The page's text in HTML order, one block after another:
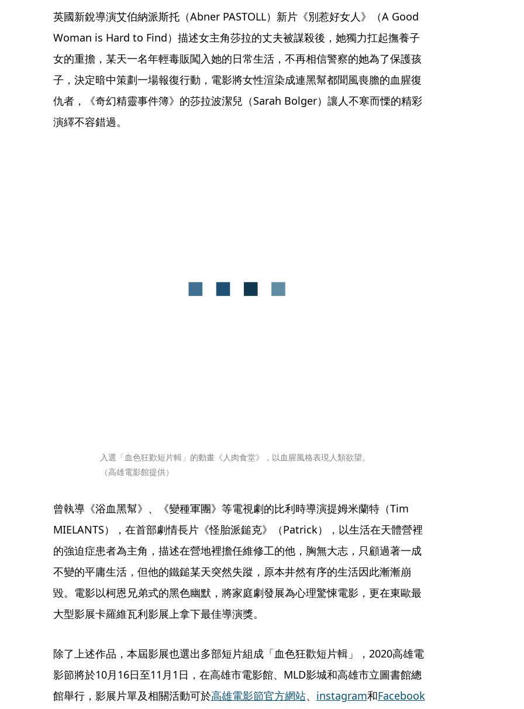
英國新銳導演艾伯納派斯托（Abner PASTOLL）新片《別惹好女人》（A Good
Woman is Hard to Find）描述女主角莎拉的丈夫被謀殺後，她獨力扛起撫養子
女的重擔，某天一名年輕毒販闖入她的日常生活，不再相信警察的她為了保護孩
子，決定暗中策劃一場報復行動，電影將女性渲染成連黑幫都聞風喪膽的血腥復
仇者，《奇幻精靈事件簿》的莎拉波潔兒（Sarah Bolger）讓人不寒而慄的精彩
演繹不容錯過。
入選「血色狂歡短片輯」的動畫《人肉食堂》，以血腥風格表現人類欲望。
（高雄電影館提供）
曾執導《浴血黑幫》、《變種軍團》等電視劇的比利時導演提姆米蘭特（Tim
MIELANTS），在首部劇情長片《怪胎派鎚克》（Patrick），以生活在天體營裡
的強迫症患者為主角，描述在營地裡擔任維修工的他，胸無大志，只顧過著一成
不變的平庸生活，但他的鐵鎚某天突然失蹤，原本井然有序的生活因此漸漸崩
毀。電影以柯恩兄弟式的黑色幽默，將家庭劇發展為心理驚悚電影，更在東歐最
大型影展卡羅維瓦利影展上拿下最佳導演獎。
除了上述作品，本屆影展也選出多部短片組成「血色狂歡短片輯」，2020高雄電
影節將於10月16日至11月1日，在高雄市電影館、MLD影城和高雄市立圖書館總
館舉行，影展片單及相關活動可於高雄電影節官方網站、 instagram和Facebook